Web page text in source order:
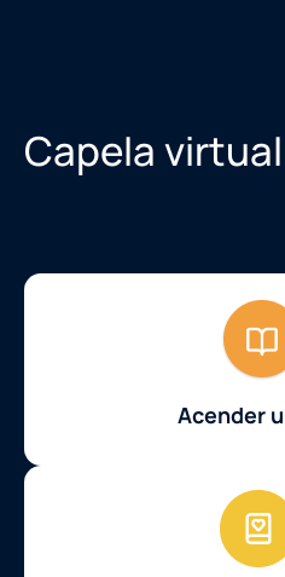
Capela virtual
Acender